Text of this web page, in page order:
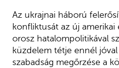
Az ukrajnai háború
konfliktusát az új amerikai
orosz hatalompolitikával
küzdelem tétje ennél
szabadság megőrzése a